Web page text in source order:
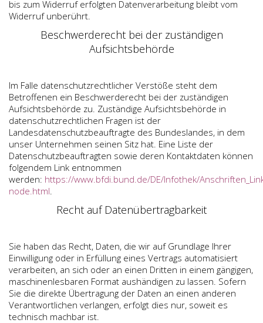
bis zum Widerruf erfolgten Datenverarbeitung bleibt vom
Widerruf unberührt.
Beschwerderecht bei der zuständigen
Aufsichtsbehörde
Im Falle datenschutzrechtlicher Verstöße steht dem
Betroffenen ein Beschwerderecht bei der zuständigen
Aufsichtsbehörde zu. Zuständige Aufsichtsbehörde in
datenschutzrechtlichen Fragen ist der
Landesdatenschutzbeauftragte des Bundeslandes, in dem
unser Unternehmen seinen Sitz hat. Eine Liste der
Datenschutzbeauftragten sowie deren Kontaktdaten können
folgendem Link entnommen
werden: https://www.bfdi.bund.de/DE/Infothek/
node.html.
Recht auf Datenübertragbarkeit
Sie haben das Recht, Daten, die wir auf Grundlage Ihrer
Einwilligung oder in Erfüllung eines Vertrags automatisiert
verarbeiten, an sich oder an einen Dritten in einem gängigen,
maschinenlesbaren Format aushändigen zu lassen. Sofern
Sie die direkte Übertragung der Daten an einen anderen
Verantwortlichen verlangen, erfolgt dies nur, soweit es
technisch machbar ist.